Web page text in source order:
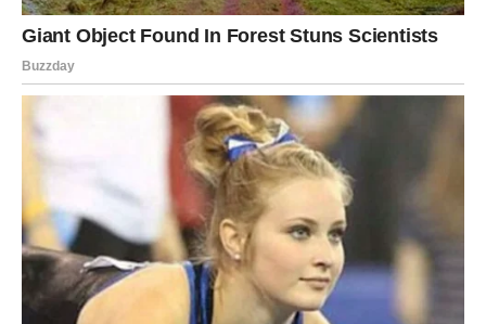
Ako si bio u situaciji koja te guši – danas dolazi trenutak
kada više ne možeš da ćutiš.
Na poslovnom planu, dolazi prilika koja zahteva rizik. Ako
je prihvatiš – može ti promeniti život.
U ljubavi, očekuj iznenađenje koje će te naterati da
preispitaš svoja osećanja.
JARAC